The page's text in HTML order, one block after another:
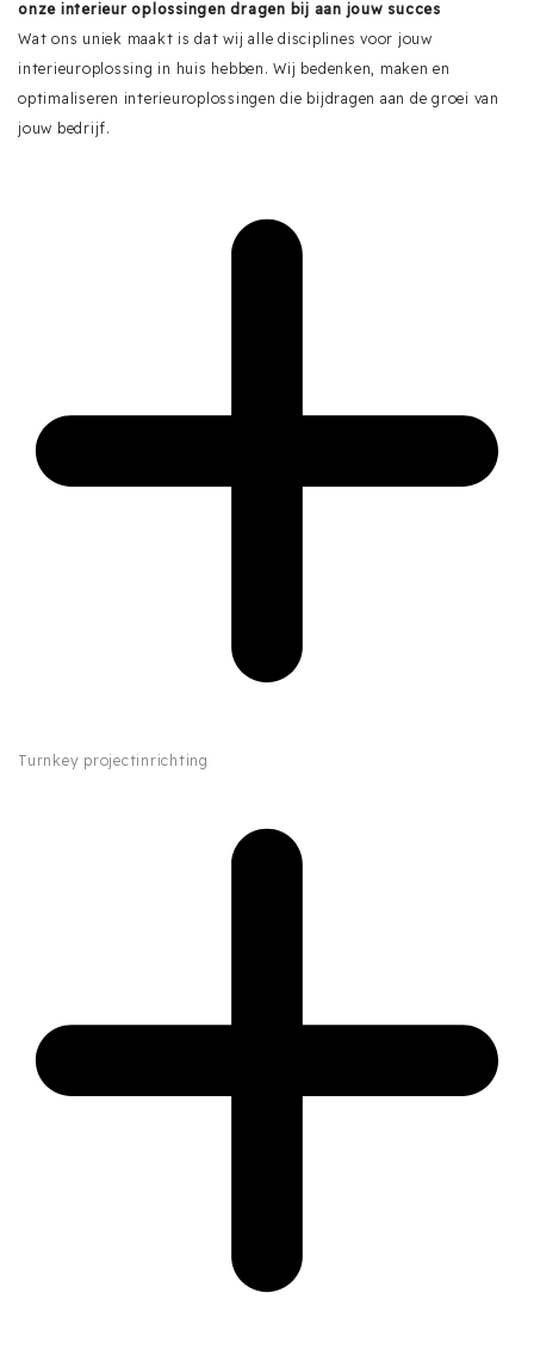
onze interieur oplossingen dragen bij aan jouw succes
Wat ons uniek maakt is dat wij alle disciplines voor jouw
interieuroplossing in huis hebben. Wij bedenken, maken en
optimaliseren interieuroplossingen die bijdragen aan de groei van
jouw bedrijf.
Turnkey projectinrichting